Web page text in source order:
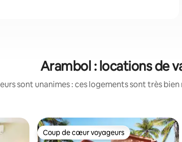
Arambol : locations de
sont unanimes : ces logements sont très
appréciés Coup de cœur voyageurs
Coup de cœur voyageurs